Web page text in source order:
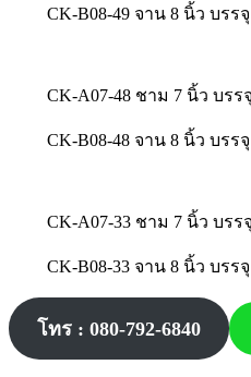
CK-B08-49 จาน 8 นิ้ว บรร
CK-A07-48 ชาม 7 นิ้ว บรร
CK-B08-48 จาน 8 นิ้ว บรร
CK-A07-33 ชาม 7 นิ้ว บรร
CK-B08-33 จาน 8 นิ้ว บรร
โทร : 080-792-6840